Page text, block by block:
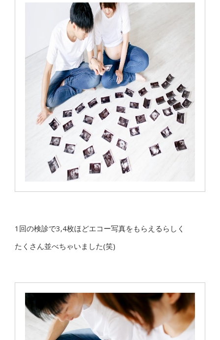
1回の検診で3,4枚ほどエコー写真をもらえるらしく
たくさん並べちゃいました(笑)